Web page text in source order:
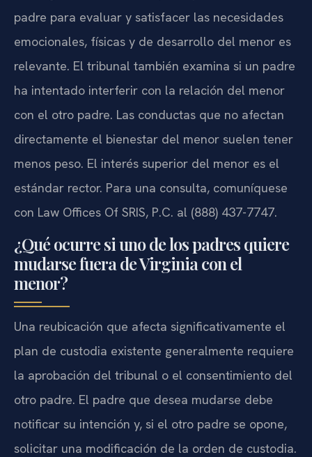
padre para evaluar y satisfacer las necesidades
emocionales, físicas y de desarrollo del menor es
relevante. El tribunal también examina si un padre
ha intentado interferir con la relación del menor
con el otro padre. Las conductas que no afectan
directamente el bienestar del menor suelen tener
menos peso. El interés superior del menor es el
estándar rector. Para una consulta, comuníquese
con Law Offices Of SRIS, P.C. al (888) 437-7747.
¿Qué ocurre si uno de los padres quiere
mudarse fuera de Virginia con el
menor?
Una reubicación que afecta significativamente el
plan de custodia existente generalmente requiere
la aprobación del tribunal o el consentimiento del
otro padre. El padre que desea mudarse debe
notificar su intención y, si el otro padre se opone,
solicitar una modificación de la orden de custodia.